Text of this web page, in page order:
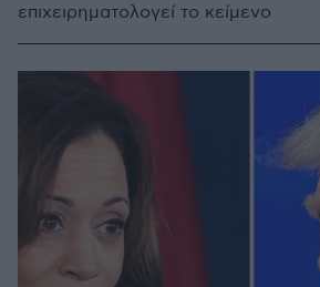
επιχειρηματολογεί το κείμενο